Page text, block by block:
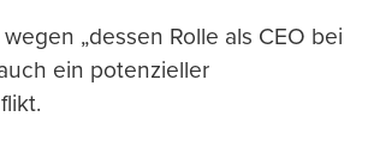
„dessen Rolle als CEO bei
ein potenzieller